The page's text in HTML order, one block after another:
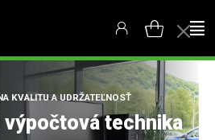
KVALITU A UDRŽATEĽNOSŤ
výpočtová technika